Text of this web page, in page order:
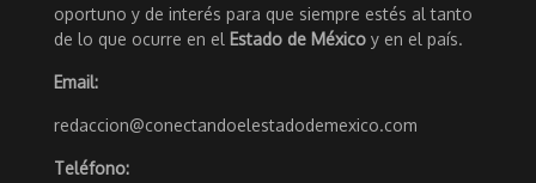
oportuno y de interés para que siempre estés al tanto
de lo que ocurre en el Estado de México y en el país.
Email:
redaccion@conectandoelestadodemexico.com
Teléfono: